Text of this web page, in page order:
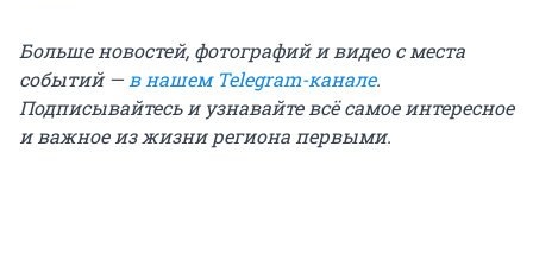
Больше новостей, фотографий и видео с места
событий —в нашем Telegram-канале.
Подписывайтесь и узнавайте всё самое интересное
и важное из жизни региона первыми.